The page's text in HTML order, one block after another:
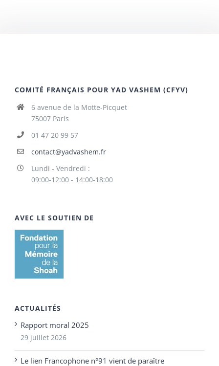
COMITÉ FRANÇAIS POUR YAD VASHEM (CFYV)
6 avenue de la Motte-Picquet
75007 Paris
01 47 20 99 57
contact@yadvashem.fr
Lundi - Vendredi :
09:00-12:00 - 14:00-18:00
AVEC LE SOUTIEN DE
ACTUALITÉS
Rapport moral 2025
29 juillet 2026
Le lien Francophone n°91 vient de paraître